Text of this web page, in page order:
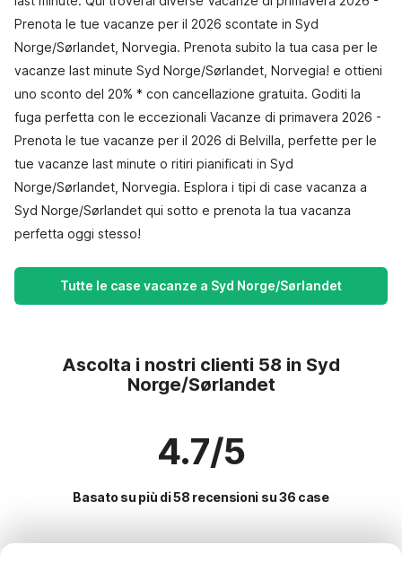
Prenota le tue vacanze per il 2026 scontate in Syd
Norge/Sørlandet, Norvegia. Prenota subito la tua casa per le
vacanze last minute Syd Norge/Sørlandet, Norvegia! e ottieni
uno sconto del 20% * con cancellazione gratuita. Goditi la
fuga perfetta con le eccezionali Vacanze di primavera 2026 -
Prenota le tue vacanze per il 2026 di Belvilla, perfette per le
tue vacanze last minute o ritiri pianificati in Syd
Norge/Sørlandet, Norvegia. Esplora i tipi di case vacanza a
Syd Norge/Sørlandet qui sotto e prenota la tua vacanza
perfetta oggi stesso!
Tutte le case vacanze a Syd Norge/Sørlandet
Ascolta i nostri clienti 58 in Syd
Norge/Sørlandet
4.7/5
Basato su più di 58 recensioni su 36 case